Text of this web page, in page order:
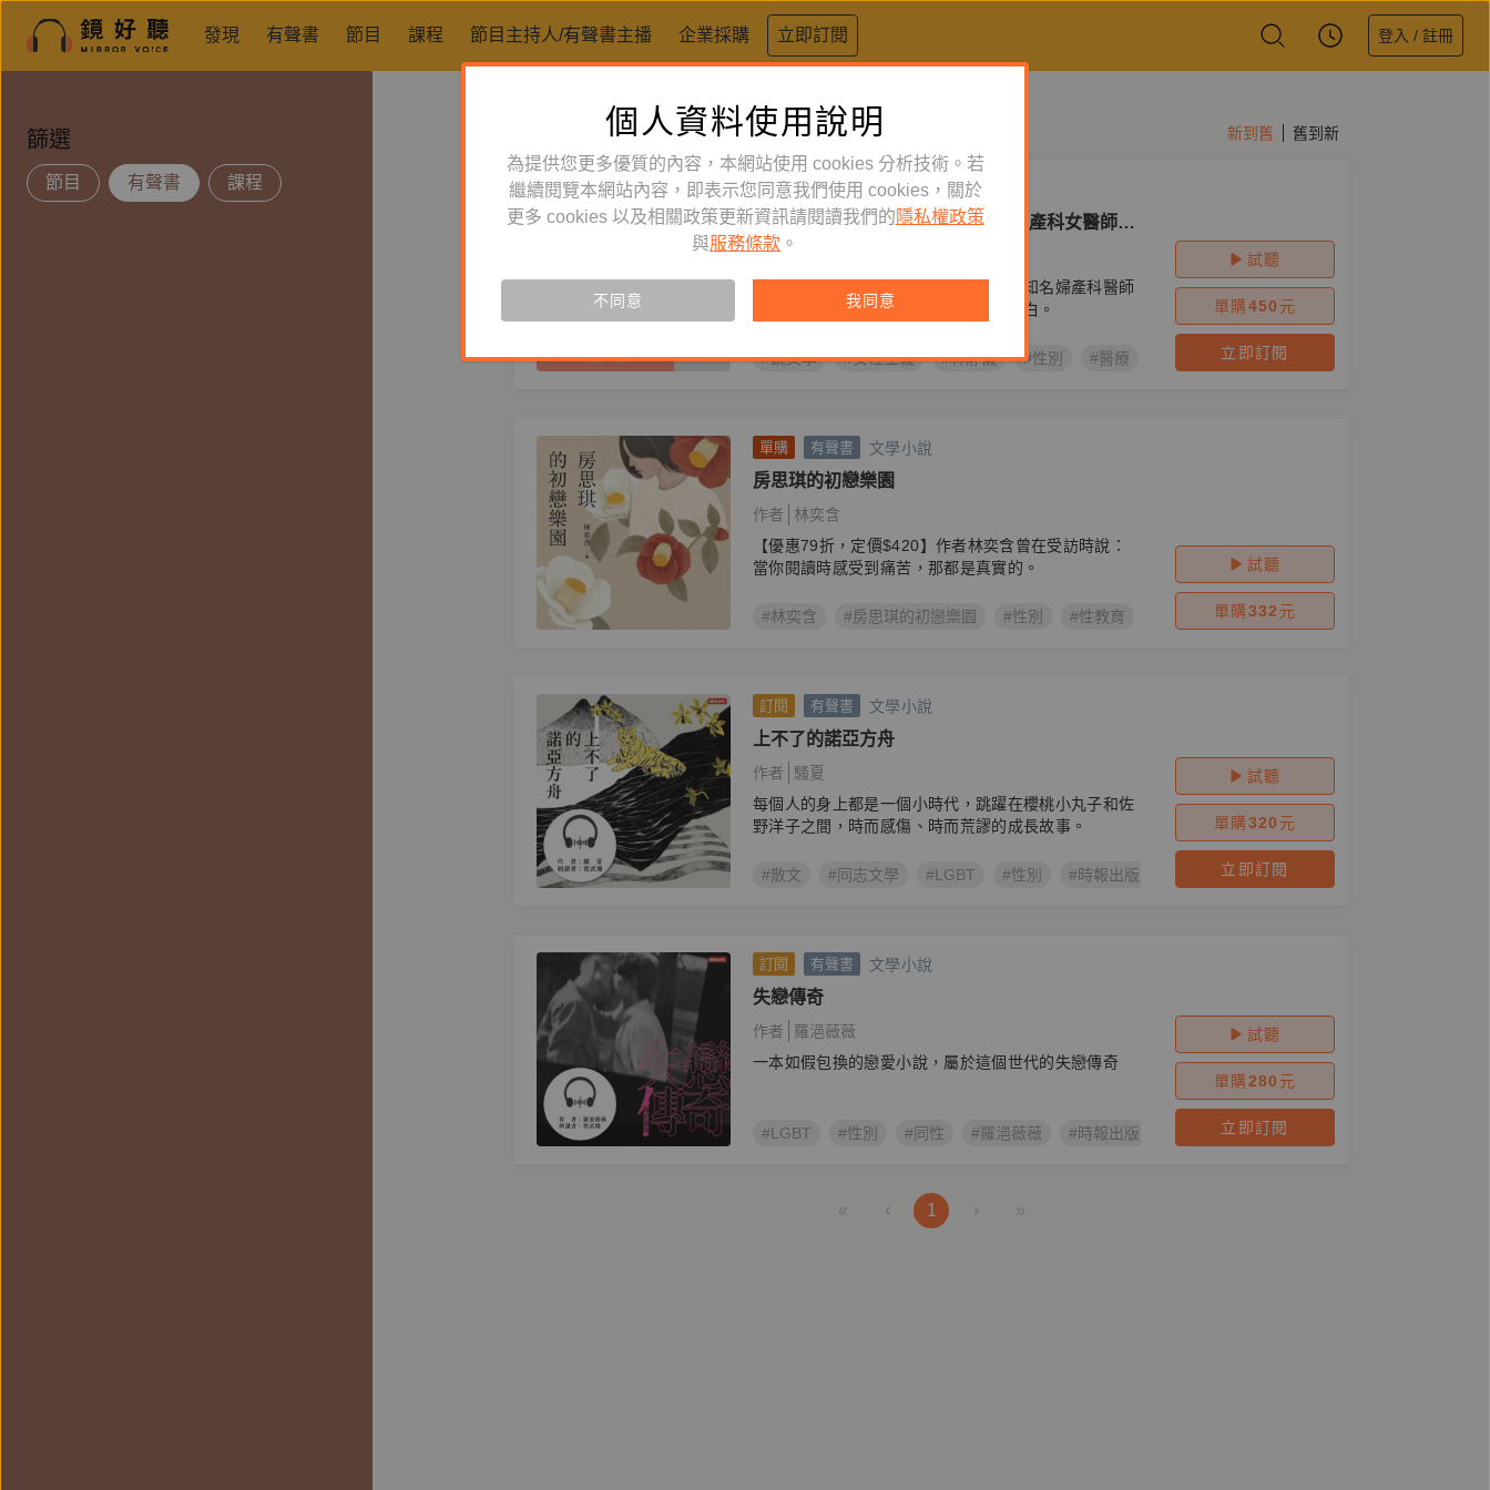
發現 有聲書 節目 課程 節目主持人/有聲書主播 企業採購 立即訂閱 登入 / 註冊
篩選
節目 有聲書 課程
新到舊 舊到新
訂閱 有聲書 文學小說
診間裡的女人2：不再害怕失去，婦產科女醫師陪
妳找尋被遺忘的自己
主播
從門診及產房裡發生的真實人生故事，知名婦產科醫師
林靜儀從而揭露關於自己人生的私密告白。
#鏡文學 #女性主義 #林靜儀 #性別 #醫療 #鏡好聽製作
試聽
單購450 元
立即訂閱
單購 有聲書 文學小說
房思琪的初戀樂園
作者
林奕含
【優惠79折，定價$420】作者林奕含曾在受訪時說：
當你閱讀時感受到痛苦，那都是真實的。
#林奕含 #房思琪的初戀樂園 #性別 #性教育 #性暴力
試聽
單購332 元
訂閱 有聲書 文學小說
上不了的諾亞方舟
作者
騷夏
每個人的身上都是一個小時代，跳躍在櫻桃小丸子和佐
野洋子之間，時而感傷、時而荒謬的成長故事。
#散文 #同志文學 #LGBT #性別 #時報出版 #上不了的諾亞方舟
試聽
單購320 元
立即訂閱
訂閱 有聲書 文學小說
失戀傳奇
作者
羅浥薇薇
一本如假包換的戀愛小說，屬於這個世代的失戀傳奇
#LGBT #性別 #同性 #羅浥薇薇 #時報出版 #失戀傳奇
試聽
單購280 元
立即訂閱
« ‹ 1 › »
個人資料使用說明
為提供您更多優質的內容，本網站使用 cookies 分析技術。若
繼續閱覽本網站內容，即表示您同意我們使用 cookies，關於
更多 cookies 以及相關政策更新資訊請閱讀我們的 隱私權政策
與服務條款 。
不同意 我同意